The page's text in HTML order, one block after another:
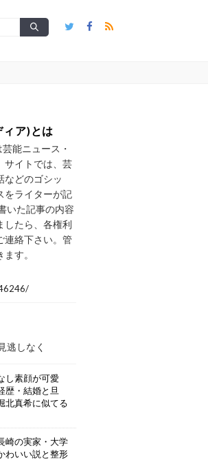
ア)とは
能ニュース・
サイトでは、芸
などのゴシッ
をライターが記
いた記事の内容
したら、各権利
連絡下さい。管
す。
逃しなく
し素顔が可愛
歴・結婚と旦
北真希に似てる
崎の実家・大学
わいい説と整形